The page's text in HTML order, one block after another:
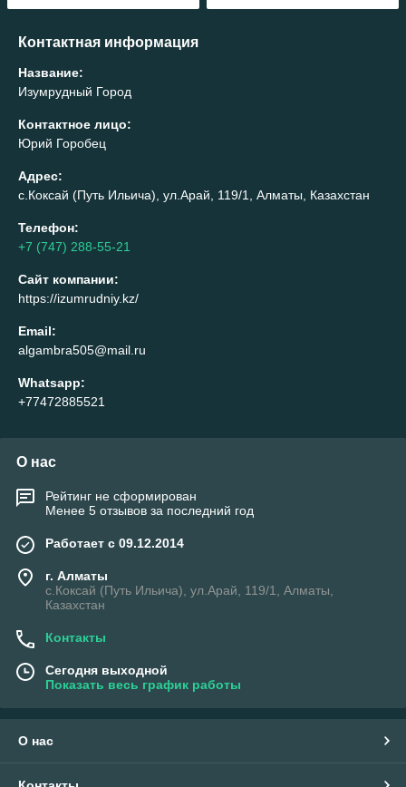
Контактная информация
Название:
Изумрудный Город
Контактное лицо:
Юрий Горобец
Адрес:
с.Коксай (Путь Ильича), ул.Арай, 119/1, Алматы, Казахстан
Телефон:
+7 (747) 288-55-21
Сайт компании:
https://izumrudniy.kz/
Email:
algambra505@mail.ru
Whatsapp:
+77472885521
О нас
Рейтинг не сформирован
Менее 5 отзывов за последний год
Работает с 09.12.2014
г. Алматы
с.Коксай (Путь Ильича), ул.Арай, 119/1, Алматы,
Казахстан
Контакты
Сегодня выходной
Показать весь график работы
О нас